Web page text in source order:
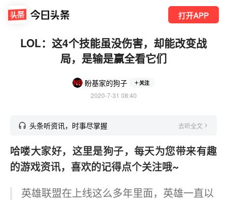
打开APP
LOL：这4个技能虽没伤害，却能改变战
局，是输是赢全看它们
盼基家的狗子 关注
2020-7-31 08:40
头条听资讯，时事尽掌握 去听全文
哈喽大家好，这里是狗子，每天为您带来有趣
的游戏资讯，喜欢的记得点个关注哦~
英雄联盟在上线这么多年里面，英雄一直以